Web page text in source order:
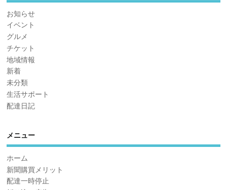
お知らせ
イベント
グルメ
チケット
地域情報
新着
未分類
生活サポート
配達日記
メニュー
ホーム
新聞購買メリット
配達一時停止